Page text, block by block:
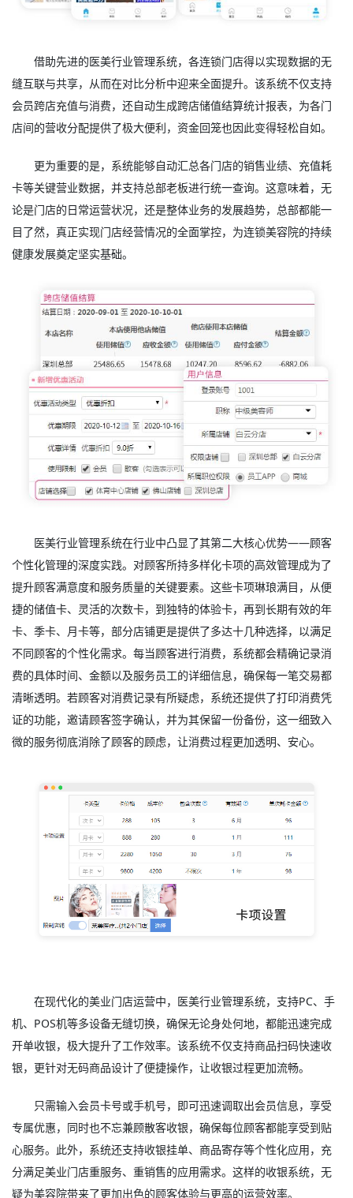
借助先进的医美行业管理系统，各连锁门店得以实现数据的无
缝互联与共享，从而在对比分析中迎来全面提升。该系统不仅支持
会员跨店充值与消费，还自动生成跨店储值结算统计报表，为各门
店间的营收分配提供了极大便利，资金回笼也因此变得轻松自如。
更为重要的是，系统能够自动汇总各门店的销售业绩、充值耗
卡等关键营业数据，并支持总部老板进行统一查询。这意味着，无
论是门店的日常运营状况，还是整体业务的发展趋势，总部都能一
目了然，真正实现门店经营情况的全面掌控，为连锁美容院的持续
健康发展奠定坚实基础。
医美行业管理系统在行业中凸显了其第二大核心优势——顾客
个性化管理的深度实践。对顾客所持多样化卡项的高效管理成为了
提升顾客满意度和服务质量的关键要素。这些卡项琳琅满目，从便
捷的储值卡、灵活的次数卡，到独特的体验卡，再到长期有效的年
卡、季卡、月卡等，部分店铺更是提供了多达十几种选择，以满足
不同顾客的个性化需求。每当顾客进行消费，系统都会精确记录消
费的具体时间、金额以及服务员工的详细信息，确保每一笔交易都
清晰透明。若顾客对消费记录有所疑虑，系统还提供了打印消费凭
证的功能，邀请顾客签字确认，并为其保留一份备份，这一细致入
微的服务彻底消除了顾客的顾虑，让消费过程更加透明、安心。
在现代化的美业门店运营中，医美行业管理系统，支持PC、手
机、POS机等多设备无缝切换，确保无论身处何地，都能迅速完成
开单收银，极大提升了工作效率。该系统不仅支持商品扫码快速收
银，更针对无码商品设计了便捷操作，让收银过程更加流畅。
只需输入会员卡号或手机号，即可迅速调取出会员信息，享受
专属优惠，同时也不忘兼顾散客收银，确保每位顾客都能享受到贴
心服务。此外，系统还支持收银挂单、商品寄存等个性化应用，充
分满足美业门店重服务、重销售的应用需求。这样的收银系统，无
疑为美容院带来了更加出色的顾客体验与更高的运营效率。